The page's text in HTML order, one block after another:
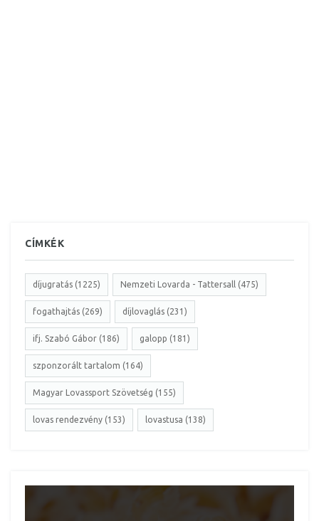
CÍMKÉK
díjugratás (1225) Nemzeti Lovarda - Tattersall (475)
fogathajtás (269) díjlovaglás (231)
ifj. Szabó Gábor (186) galopp (181)
szponzorált tartalom (164)
Magyar Lovassport Szövetség (155)
lovas rendezvény (153) lovastusa (138)